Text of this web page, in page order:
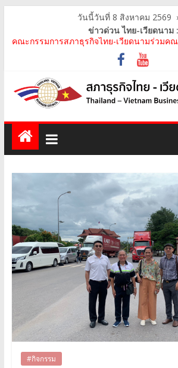
วันนี้วันที่ 8 สิงหาคม 2569
ข่าวด่วน ไทย-เวียดนาม :
คณะกรรมการสภาธุรกิจไทย-เวียดนามร่วมค
เวียดนาม อย่างเป็นทางการ เสริมสร้างความร่ว
คณะกรรมการสภาธุรกิจไทย-เวียดนาม เข้าร่
เวียดนาม The Central Steering Committee
คณะกรรมการสภาธุรกิจไทย-เวียดนาม ประ
แทนภาครัฐเวียดนาม จากคณะกรรมการประช
คณะกรรมการสภาธุรกิจไทย-เวียดนาม เข้าร่
สถาปนา บริษัท ห้องปฏิบัติการกลาง (ประเทศไท
สภาธุรกิจไทย-เวียดนาม เข้าร่วมงานสัมมนา
#กิจกรรม